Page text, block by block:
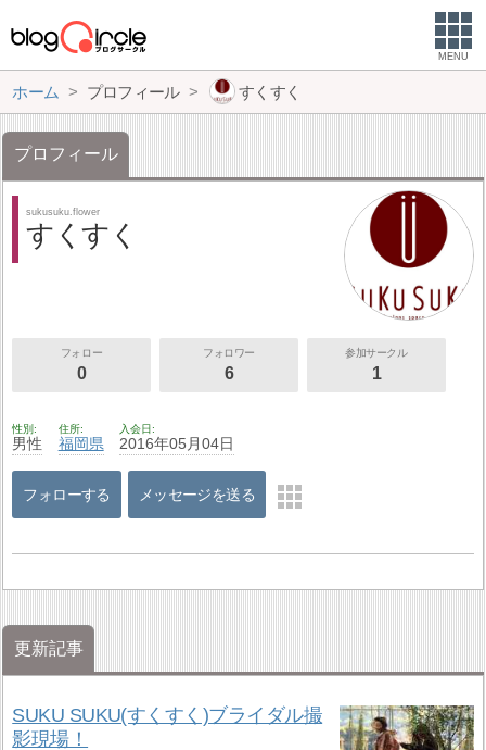
MENU
ホーム プロフィール すくすく
プロフィール
sukusuku.flower
すくすく
フォロー
0
フォロワー
6
参加サークル
1
性別
男性
住所
福岡県
入会日
2016年05月04日
フォローする メッセージを送る
更新記事
SUKU SUKU(すくすく)ブライダル撮
影現場！